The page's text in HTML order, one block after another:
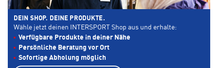
DEIN SHOP. DEINE PRODUKTE.
Wähle jetzt deinen INTERSPORT Shop aus und erhalte:
Verfügbare Produkte in deiner Nähe
Persönliche Beratung vor Ort
Sofortige Abholung möglich